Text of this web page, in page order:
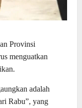
Provinsi
menguatkan
adalah
Rabu”, yang